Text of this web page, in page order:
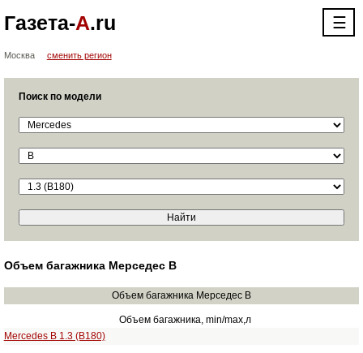
Газета-А.ru ☰
Москва сменить регион
Поиск по модели
Объем багажника Мерседес В
Объем багажника Мерседес В
Объем багажника, min/max,л
Mercedes B 1.3 (B180)